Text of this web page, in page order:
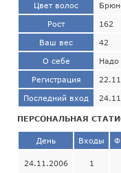
Цвет волос
Рост 162
Ваш вес 42
О себе Надо
Регистрация
Последний вход
ПЕРСОНАЛЬНАЯ
День Входы
24.11.2006 1